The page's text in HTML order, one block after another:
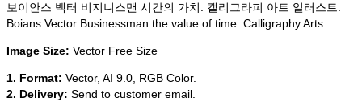
보이안스 벡터 비지니스맨 시간의 가치. 캘리그라피 아트 일러스트.
Boians Vector Businessman the value of time. Calligraphy Arts.
Image Size: Vector Free Size
1. Format: Vector, AI 9.0, RGB Color.
2. Delivery: Send to customer email.